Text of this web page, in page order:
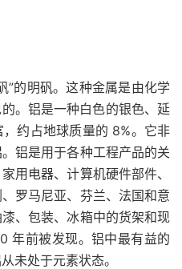
”的明矾。这种金属是由化学
。铝是一种白色的银色、延
约占地球质量的 8%。它非
铝是用于各种工程产品的关
用电器、计算机硬件部件、
罗马尼亚、芬兰、法国和意
、包装、冰箱中的货架和现
年前被发现。铝中最有益的
未处于元素状态。